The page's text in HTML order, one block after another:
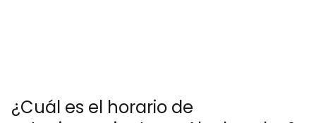
¿Cuál es el horario de